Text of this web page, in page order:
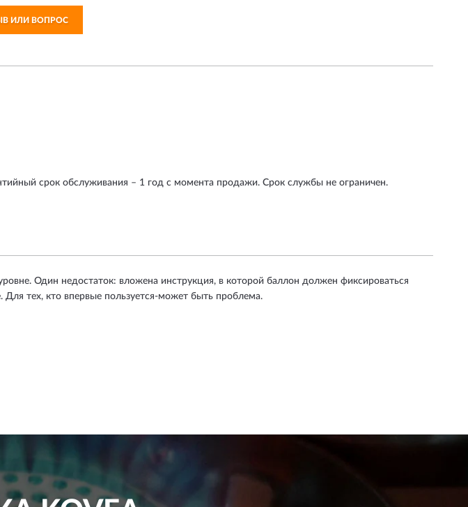
ИЛИ ВОПРОС
срок обслуживания – 1 год с момента продажи. Срок службы не ограничен.
Один недостаток: вложена инструкция, в которой баллон должен фиксироваться
Для тех, кто впервые пользуется-может быть проблема.